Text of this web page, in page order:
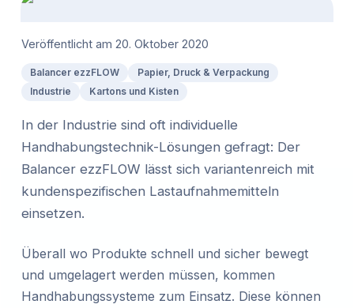
Veröffentlicht am 20. Oktober 2020
Balancer ezzFLOW
Papier, Druck & Verpackung
Industrie
Kartons und Kisten
In der Industrie sind oft individuelle
Handhabungstechnik-Lösungen gefragt: Der
Balancer ezzFLOW lässt sich variantenreich mit
kundenspezifischen Lastaufnahmemitteln
einsetzen.
Überall wo Produkte schnell und sicher bewegt
und umgelagert werden müssen, kommen
Handhabungssysteme zum Einsatz. Diese können